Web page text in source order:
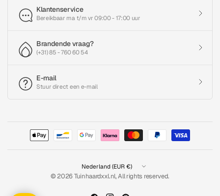
Klantenservice
Bereikbaar ma t/m vr 09:00 - 17:00 uur
Brandende vraag?
(+31) 85 - 760 60 54
E-mail
Stuur direct een e-mail
Land/regio
bijwerken
© 2026 Tuinhaardxxl.nl, All rights reserved.